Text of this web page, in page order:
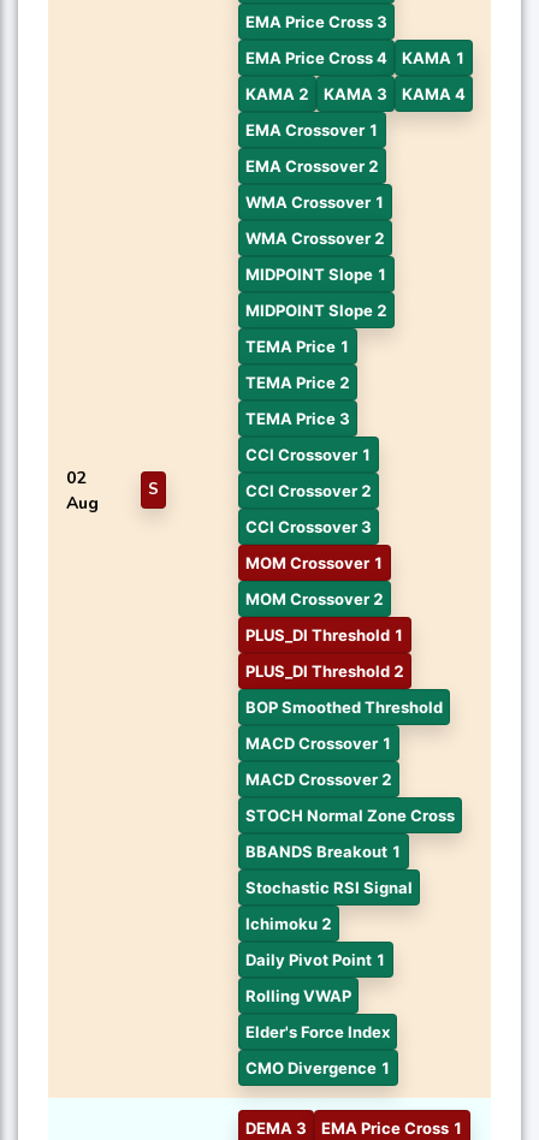
02
Aug
S
EMA Price Cross 3
EMA Price Cross 4
KAMA 1
KAMA 2
KAMA 3
KAMA 4
EMA Crossover 1
EMA Crossover 2
WMA Crossover 1
WMA Crossover 2
MIDPOINT Slope 1
MIDPOINT Slope 2
TEMA Price 1
TEMA Price 2
TEMA Price 3
CCI Crossover 1
CCI Crossover 2
CCI Crossover 3
MOM Crossover 1
MOM Crossover 2
PLUS_DI Threshold 1
PLUS_DI Threshold 2
BOP Smoothed Threshold
MACD Crossover 1
MACD Crossover 2
STOCH Normal Zone Cross
BBANDS Breakout 1
Stochastic RSI Signal
Ichimoku 2
Daily Pivot Point 1
Rolling VWAP
Elder's Force Index
CMO Divergence 1
DEMA 3
EMA Price Cross 1